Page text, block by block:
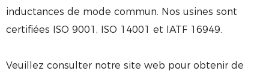
inductances de mode commun. Nos usines sont
certifiées ISO 9001, ISO 14001 et IATF 16949.
Veuillez consulter notre site web pour obtenir de